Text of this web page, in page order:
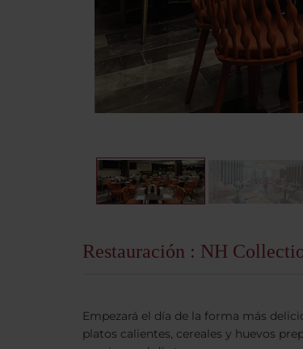
Restauración : NH
Empezará el día de la forma más
platos calientes, cereales y huevos